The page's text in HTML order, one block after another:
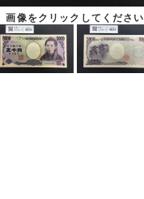
画像をクリックしてください